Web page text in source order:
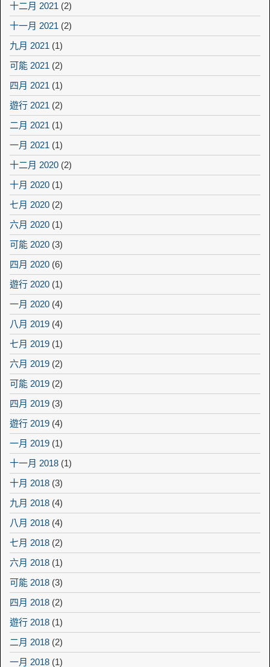
十二月 2021 (2)
十一月 2021 (2)
九月 2021 (1)
可能 2021 (2)
四月 2021 (1)
遊行 2021 (2)
二月 2021 (1)
一月 2021 (1)
十二月 2020 (2)
十月 2020 (1)
七月 2020 (2)
六月 2020 (1)
可能 2020 (3)
四月 2020 (6)
遊行 2020 (1)
一月 2020 (4)
八月 2019 (4)
七月 2019 (1)
六月 2019 (2)
可能 2019 (2)
四月 2019 (3)
遊行 2019 (4)
一月 2019 (1)
十一月 2018 (1)
十月 2018 (3)
九月 2018 (4)
八月 2018 (4)
七月 2018 (2)
六月 2018 (1)
可能 2018 (3)
四月 2018 (2)
遊行 2018 (1)
二月 2018 (2)
一月 2018 (1)